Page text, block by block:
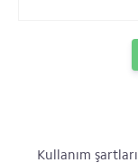
Kullanım şartları